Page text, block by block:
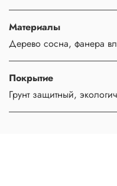
Материалы
Дерево сосна, фанера
Покрытие
Грунт защитный,